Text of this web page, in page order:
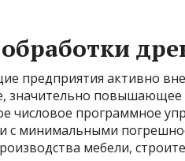
предприятия активно
значительно повышающее
числовое программное
с минимальными
мебели,